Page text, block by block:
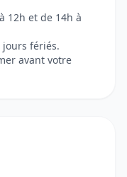
12h et de 14h à
jours fériés.
avant votre